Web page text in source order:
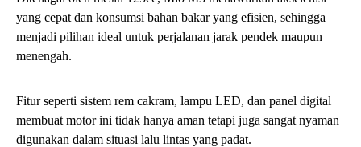
yang cepat dan konsumsi bahan bakar yang efisien, sehingga
menjadi pilihan ideal untuk perjalanan jarak pendek maupun
menengah.
Fitur seperti sistem rem cakram, lampu LED, dan panel digital
membuat motor ini tidak hanya aman tetapi juga sangat nyaman
digunakan dalam situasi lalu lintas yang padat.